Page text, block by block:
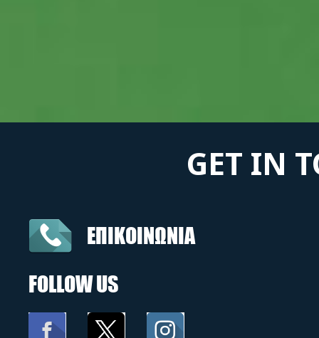
GET IN
ΕΠΙΚΟΙΝΩΝΙΑ
FOLLOW US